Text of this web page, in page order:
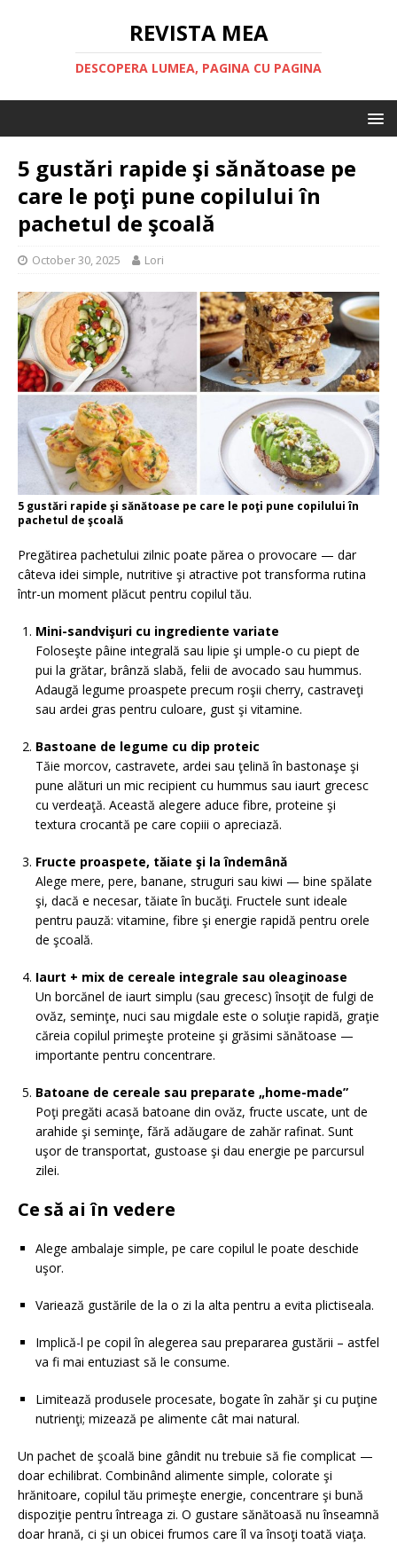
REVISTA MEA
DESCOPERA LUMEA, PAGINA CU PAGINA
5 gustări rapide şi sănătoase pe
care le poţi pune copilului în
pachetul de şcoală
October 30, 2025 Lori
5 gustări rapide şi sănătoase pe care le poţi pune copilului în
pachetul de şcoală
Pregătirea pachetului zilnic poate părea o provocare — dar
câteva idei simple, nutritive şi atractive pot transforma rutina
într-un moment plăcut pentru copilul tău.
Mini-sandvişuri cu ingrediente variate
Foloseşte pâine integrală sau lipie şi umple-o cu piept de
pui la grătar, brânză slabă, felii de avocado sau hummus.
Adaugă legume proaspete precum roşii cherry, castraveţi
sau ardei gras pentru culoare, gust şi vitamine.
Bastoane de legume cu dip proteic
Tăie morcov, castravete, ardei sau ţelină în bastonaşe şi
pune alături un mic recipient cu hummus sau iaurt grecesc
cu verdeaţă. Această alegere aduce fibre, proteine şi
textura crocantă pe care copiii o apreciază.
Fructe proaspete, tăiate şi la îndemână
Alege mere, pere, banane, struguri sau kiwi — bine spălate
şi, dacă e necesar, tăiate în bucăţi. Fructele sunt ideale
pentru pauză: vitamine, fibre şi energie rapidă pentru orele
de şcoală.
Iaurt + mix de cereale integrale sau oleaginoase
Un borcănel de iaurt simplu (sau grecesc) însoţit de fulgi de
ovăz, seminţe, nuci sau migdale este o soluţie rapidă, graţie
căreia copilul primeşte proteine şi grăsimi sănătoase —
importante pentru concentrare.
Batoane de cereale sau preparate „home-made”
Poţi pregăti acasă batoane din ovăz, fructe uscate, unt de
arahide şi seminţe, fără adăugare de zahăr rafinat. Sunt
uşor de transportat, gustoase şi dau energie pe parcursul
zilei.
Ce să ai în vedere
Alege ambalaje simple, pe care copilul le poate deschide
uşor.
Variează gustările de la o zi la alta pentru a evita plictiseala.
Implică-l pe copil în alegerea sau prepararea gustării – astfel
va fi mai entuziast să le consume.
Limitează produsele procesate, bogate în zahăr şi cu puţine
nutrienţi; mizează pe alimente cât mai natural.
Un pachet de şcoală bine gândit nu trebuie să fie complicat —
doar echilibrat. Combinând alimente simple, colorate şi
hrănitoare, copilul tău primeşte energie, concentrare şi bună
dispoziţie pentru întreaga zi. O gustare sănătoasă nu înseamnă
doar hrană, ci şi un obicei frumos care îl va însoţi toată viaţa.